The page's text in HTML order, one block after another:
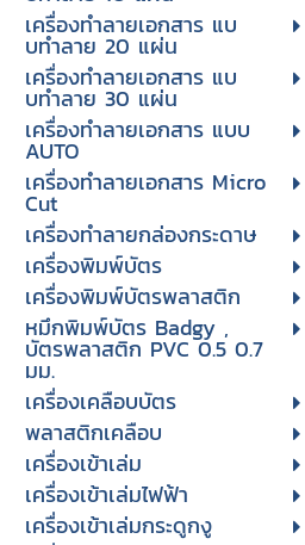
เครื่องทําลายเอกสาร แบ
บทําลาย 20 แผ่น
เครื่องทําลายเอกสาร แบ
บทําลาย 30 แผ่น
เครื่องทำลายเอกสาร แบบ
AUTO
เครื่องทำลายเอกสาร Micro
Cut
เครื่องทำลายกล่องกระดาษ
เครื่องพิมพ์บัตร
เครื่องพิมพ์บัตรพลาสติก
หมึกพิมพ์บัตร Badgy ,
บัตรพลาสติก PVC 0.5 0.7
มม.
เครื่องเคลือบบัตร
พลาสติกเคลือบ
เครื่องเข้าเล่ม
เครื่องเข้าเล่มไฟฟ้า
เครื่องเข้าเล่มกระดูกงู